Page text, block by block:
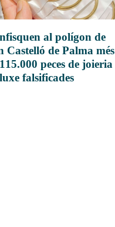
al polígon de
Castelló de Palma més
peces de joieria
falsificades